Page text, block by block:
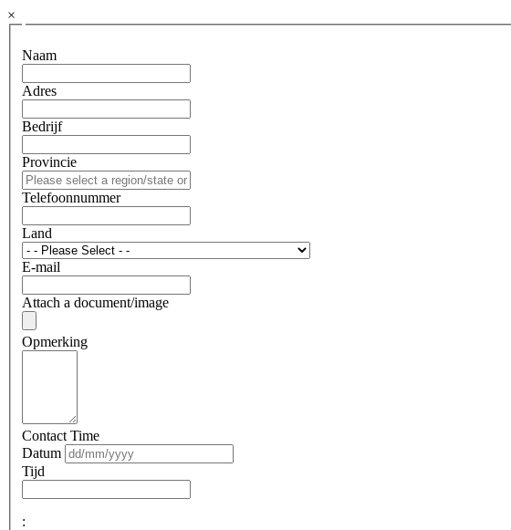
×
Naam
Adres
Bedrijf
Provincie
Telefoonnummer
Land
E-mail
Attach a document/image
Opmerking
Contact Time
Datum
Tijd
: